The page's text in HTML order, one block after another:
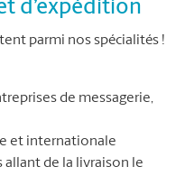
d’expédition
parmi nos spécialités !
de messagerie,
et internationale
de la livraison le